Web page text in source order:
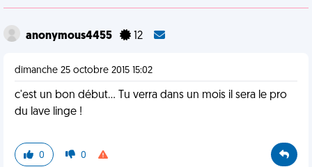
anonymous4455 12
dimanche 25 octobre 2015 15:02
c'est un bon début... Tu verra dans un mois il sera le pro
du lave linge !
0 0